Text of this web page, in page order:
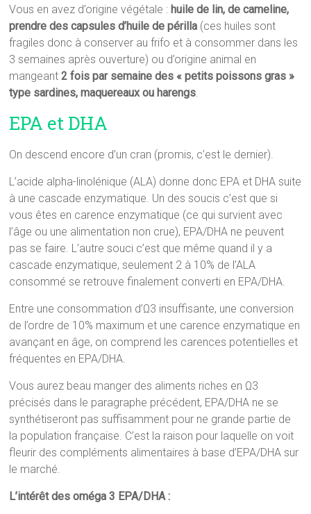
Vous en avez d’origine végétale : huile de lin, de cameline,
prendre des capsules d’huile de périlla (ces huiles sont
fragiles donc à conserver au frifo et à consommer dans les
3 semaines après ouverture) ou d’origine animal en
mangeant2 fois par semaine des « petits poissons gras »
type sardines, maquereaux ou harengs.
EPA et DHA
On descend encore d’un cran (promis, c’est le dernier).
L’acide alpha-linolénique (ALA) donne donc EPA et DHA suite
à une cascade enzymatique. Un des soucis c’est que si
vous êtes en carence enzymatique (ce qui survient avec
l’âge ou une alimentation non crue), EPA/DHA ne peuvent
pas se faire. L’autre souci c’est que même quand il y a
cascade enzymatique, seulement 2 à 10% de l’ALA
consommé se retrouve finalement converti en EPA/DHA.
Entre une consommation d’Ω3 insuffisante, une conversion
de l’ordre de 10% maximum et une carence enzymatique en
avançant en âge, on comprend les carences potentielles et
fréquentes en EPA/DHA.
Vous aurez beau manger des aliments riches en Ω3
précisés dans le paragraphe précédent, EPA/DHA ne se
synthétiseront pas suffisamment pour ne grande partie de
la population française. C’est la raison pour laquelle on voit
fleurir des compléments alimentaires à base d’EPA/DHA sur
le marché.
L’intérêt des oméga 3 EPA/DHA :